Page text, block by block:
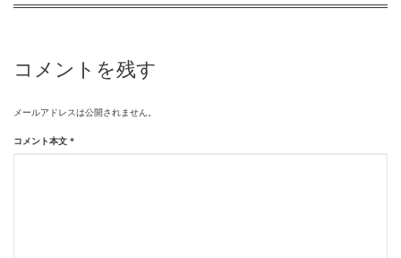
コメントを残す
メールアドレスは公開されません。
コメント本文 *